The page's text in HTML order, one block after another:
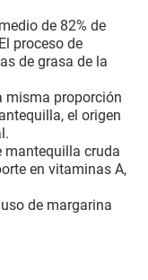
de 82% de
proceso de
de grasa de la
misma proporción
el origen
mantequilla cruda
en vitaminas A,
de margarina